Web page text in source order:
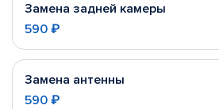
Замена задней камеры
590 ₽
Замена антенны
590 ₽